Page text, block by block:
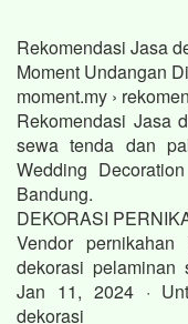
Rekomendasi Jasa
Moment Undangan
moment.my ›
Rekomendasi Jasa
sewa tenda dan
Wedding
Bandung.
DEKORASI
Vendor
dekorasi
Jan 11, 2024 ·
dekorasi